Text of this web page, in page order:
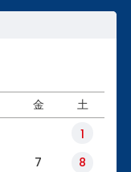
金 土
1
7
8